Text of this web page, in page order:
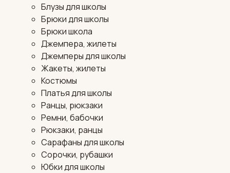
Блузы для школы
Брюки для школы
Брюки школа
Джемпера, жилеты
Джемперы для школы
Жакеты, жилеты
Костюмы
Платья для школы
Ранцы, рюкзаки
Ремни, бабочки
Рюкзаки, ранцы
Сарафаны для школы
Сорочки, рубашки
Юбки для школы